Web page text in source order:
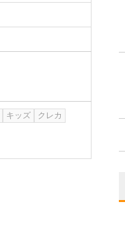
キッズ
クレカ